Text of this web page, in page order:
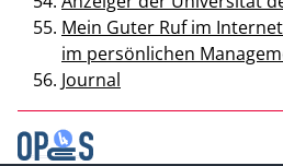
Mein Guter Ruf im
im persönlichen
Journal